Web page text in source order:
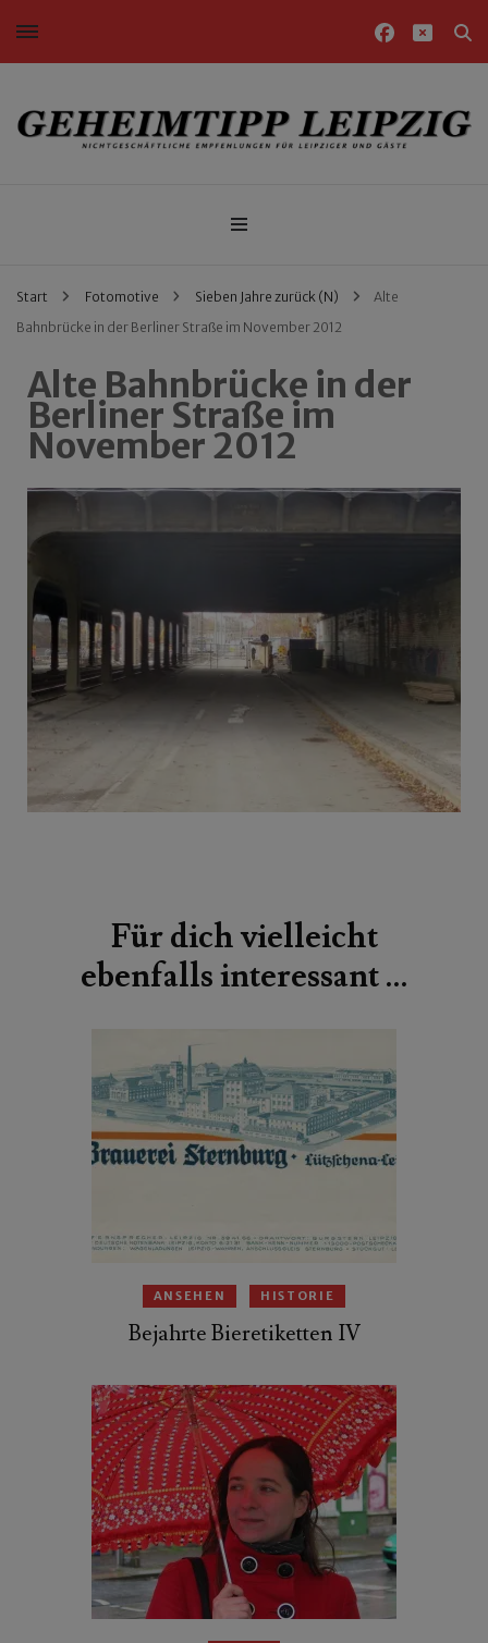
Nichtgeschäftliche Empfehlungen für Leipziger und Gäste
Start Fotomotive Sieben Jahre zurück (N)
Alte
Bahnbrücke in der Berliner Straße im November 2012
Alte Bahnbrücke in der
Berliner Straße im
November 2012
Für dich vielleicht
ebenfalls interessant …
ANSEHEN HISTORIE
Bejahrte Bieretiketten IV